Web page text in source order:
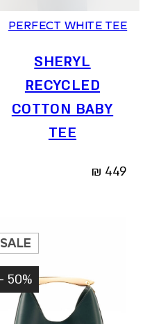
לבחור
PERFECT WHITE TEE
SHERYL
RECYCLED
COTTON BABY
TEE
449
₪
SALE
50% -